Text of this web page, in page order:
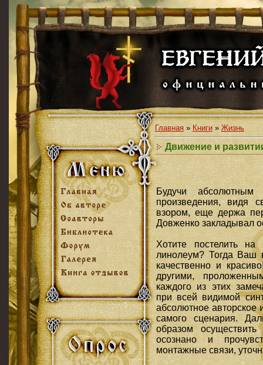
Главная » Книги»Жизнь
Движение и
Будучи абсолютным
произведения, видя
взором, еще держа
Довженко закладывал
Хотите постелить
линолеум? Тогда Ваш
качественно и
другими,
каждого из этих
при всей видимой
абсолютное авторское
самого сценария.
образом
осознано и
монтажные связи,